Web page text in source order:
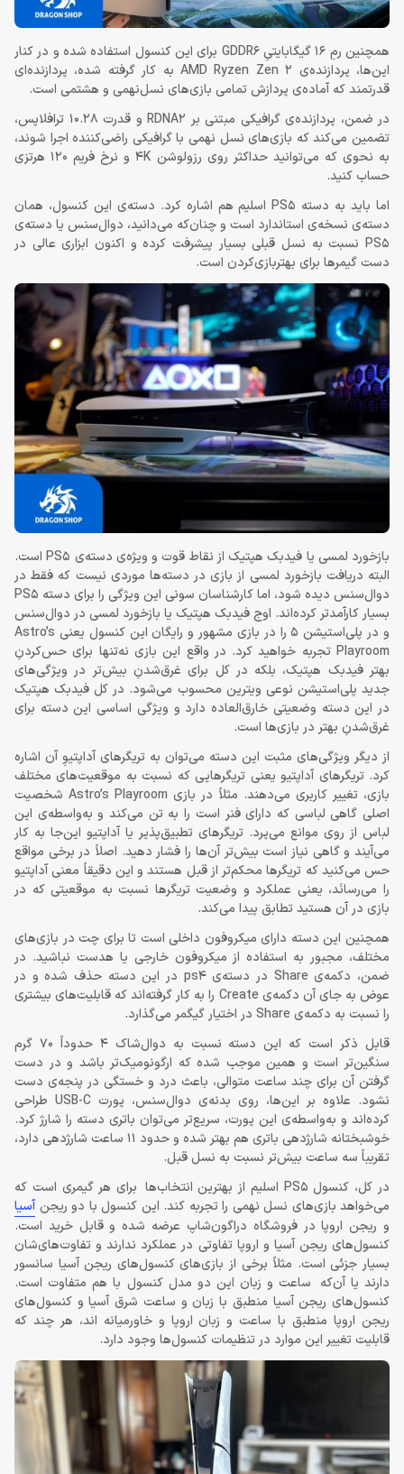
همچنین رمِ 16 گیگابایتیِ GDDR6 برای این کنسول استفاده شده و در کنار
این‌ها، پردازنده‌ی AMD Ryzen Zen 2 به کار گرفته شده، پردازنده‌ای
قدرتمند که آماده‌ی پردازش تمامی بازی‌های نسل‌نهمی و هشتمی است.
در ضمن، پردازنده‌ی گرافیکی مبتنی بر RDNA2 و قدرت 10.28 ترافلاپس،
تضمین می‌کند که بازی‌های نسل نهمی با گرافیکی راضی‌کننده اجرا شوند،
به نحوی که می‌توانید حداکثر روی رزولوشن 4K و نرخ فریم 120 هرتزی
حساب کنید.
اما باید به دسته PS5 اسلیم هم اشاره کرد. دسته‌ی این کنسول، همان
دسته‌ی نسخه‌ی استاندارد است و چنان‌که می‌دانید، دوال‌سنس یا دسته‌ی
PS5 نسبت به نسل قبلی بسیار پیشرفت کرده و اکنون ابزاری عالی در
دست گیمرها برای بهتربازی‌کردن است.
بازخورد لمسی یا فیدبک هپتیک از نقاط قوت و ویژه‌ی دسته‌ی PS5 است.
البته دریافت بازخورد لمسی از بازی در دسته‌ها موردی نیست که فقط در
دوال‌سنس دیده شود، اما کارشناسان سونی این ویژگی را برای دسته PS5
بسیار کارآمدتر کرده‌اند. اوج فیدبک هپتیک یا بازخورد لمسی در دوال‌سنس
و در پلی‌استیشن 5 را در بازی مشهور و رایگان این کنسول یعنی Astro’s
Playroom تجربه خواهید کرد. در واقع این بازی نه‌تنها برای حس‌کردنِ
بهتر فیدبک هپتیک، بلکه در کل برای غرق‌شدنِ بیش‌تر در ویژگی‌های
جدید پلی‌استیشن نوعی ویترین محسوب می‌شود. در کل فیدبک هپتیک
در این دسته وضعیتی خارق‌العاده دارد و ویژگی اساسی این دسته برای
غرق‌شدنِ بهتر در بازی‌ها است.
از دیگر ویژگی‌های مثبت این دسته می‌توان به تریگرهای آداپتیوِ آن اشاره
کرد. تریگرهای آداپتیو یعنی تریگرهایی که نسبت به موقعیت‌های مختلف
بازی، تغییر کاربری می‌دهند. مثلاً در بازی Astro’s Playroom شخصیت
اصلی گاهی لباسی که دارای فنر است را به تن می‌کند و به‌واسطه‌ی این
لباس از روی موانع می‌پرد. تریگرهای تطبیق‌پذیر یا آداپتیو این‌جا به کار
می‌آیند و گاهی نیاز است بیش‌تر آن‌ها را فشار دهید. اصلاً در برخی مواقع
حس می‌کنید که تریگرها محکم‌تر از قبل هستند و این دقیقاً معنی آداپتیو
را می‌رسانَد، یعنی عملکرد و وضعیت تریگرها نسبت به موقعیتی که در
بازی در آن هستید تطابق پیدا می‌کند.
همچنین این دسته دارای میکروفون داخلی است تا برای چت در بازی‌های
مختلف، مجبور به استفاده از میکروفون خارجی یا هدست نباشید. در
ضمن، دکمه‌ی Share در دسته‌ی ps4 در این دسته حذف شده و در
عوض به جای آن دکمه‌ی Create را به کار گرفته‌اند که قابلیت‌های بیشتری
را نسبت به دکمه‌ی Share در اختیار گیگمر می‌گذارد.
قابل ذکر است که این دسته نسبت به دوال‌شاک 4 حدوداً 70 گرم
سنگین‌تر است و همین موجب شده که ارگونومیک‌تر باشد و در دست
گرفتن آن برای چند ساعت متوالی، باعث درد و خستگی در پنجه‌ی دست
نشود. علاوه بر این‌ها، روی بدنه‌ی دوال‌سنس، پورت USB-C طراحی
کرده‌اند و به‌واسطه‌ی این پورت، سریع‌تر می‌توان باتری دسته را شارژ کرد.
خوشبختانه شارژدهی باتری هم بهتر شده و حدود 11 ساعت شارژدهی دارد،
تقریباً سه ساعت بیش‌‎تر نسبت به نسل قبل.
در کل، کنسول PS5 اسلیم از بهترین انتخاب‌ها برای هر گیمری است که
می‌خواهد بازی‌های نسل نهمی را تجربه کند. این کنسول با دو ریجنآسیا
و ریجن اروپا در فروشگاه دراگون‌شاپ عرضه شده و قابل خرید است.
کنسول‌های ریجن آسیا و اروپا تفاوتی در عملکرد ندارند و تفاوت‌های‌شان
بسیار جزئی است. مثلاً برخی از بازی‌های کنسول‌های ریجن آسیا سانسور
دارند یا آن‌که ساعت و زبان این دو مدل کنسول با هم متفاوت است.
کنسول‌های ریجن آسیا منطبق با زبان و ساعت شرق آسیا و کنسول‌های
ریجن اروپا منطبق با ساعت و زبان اروپا و خاورمیانه اند، هر چند که
قابلیت تغییر این موارد در تنظیمات کنسول‌ها وجود دارد.